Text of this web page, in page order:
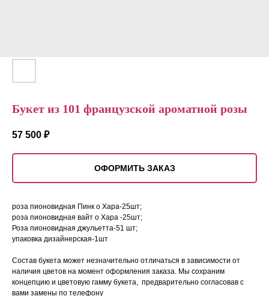
Букет из 101 французской ароматной розы
57 500 ₽
ОФОРМИТЬ ЗАКАЗ
роза пионовидная Пинк о Хара-25шт;
роза пионовидная вайт о Хара -25шт;
Роза пионовидная джульетта-51 шт;
упаковка дизайнерская-1шт
Состав букета может незначительно отличаться в зависимости от
наличия цветов на момент оформления заказа. Мы сохраним
концепцию и цветовую гамму букета, предварительно согласовав с
вами замены по телефону